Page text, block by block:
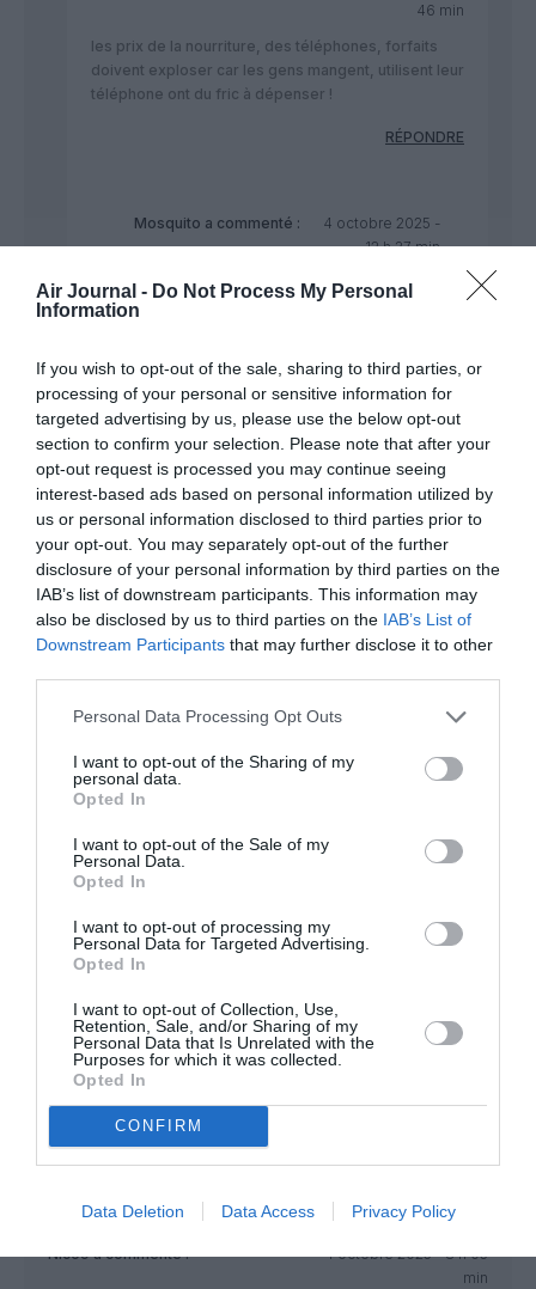
Air Journal - Do Not Process My Personal
Information
If you wish to opt-out of the sale, sharing to third parties, or
processing of your personal or sensitive information for
targeted advertising by us, please use the below opt-out
section to confirm your selection. Please note that after your
opt-out request is processed you may continue seeing
interest-based ads based on personal information utilized by
us or personal information disclosed to third parties prior to
your opt-out. You may separately opt-out of the further
disclosure of your personal information by third parties on the
IAB’s list of downstream participants. This information may
also be disclosed by us to third parties on the IAB’s List of
Downstream Participants that may further disclose it to other
Personal Data Processing Opt Outs
I want to opt-out of the Sharing of my
personal data.
Opted In
I want to opt-out of the Sale of my
Personal Data.
Opted In
I want to opt-out of processing my
Personal Data for Targeted Advertising.
Opted In
I want to opt-out of Collection, Use,
Retention, Sale, and/or Sharing of my
Personal Data that Is Unrelated with the
Purposes for which it was collected.
Opted In
CONFIRM
Data Deletion Data Access Privacy Policy
46 min
les prix de la nourriture, des téléphones, forfaits
doivent exploser car les gens mangent, utilisent leur
téléphone ont du fric à dépenser !
RÉPONDRE
Mosquito a commenté :
4 octobre 2025 -
12 h 37 min
Vous confondez ‘nécessaire ‘ et ‘superflu ‘
Lomnava a
commenté :
5 octobre
2025 - 17 h 51
désolé je ne savais pas que
voyagé en avion était du
superflu.
RÉPONDRE
Superflu ? Oui de faire
demandé un siège
place !
Dans l’appareil 25
détourné le regard la
povre, Terimas kasis.
Nico9a commenté :
4 octobre 2025 - 8 h 05
min